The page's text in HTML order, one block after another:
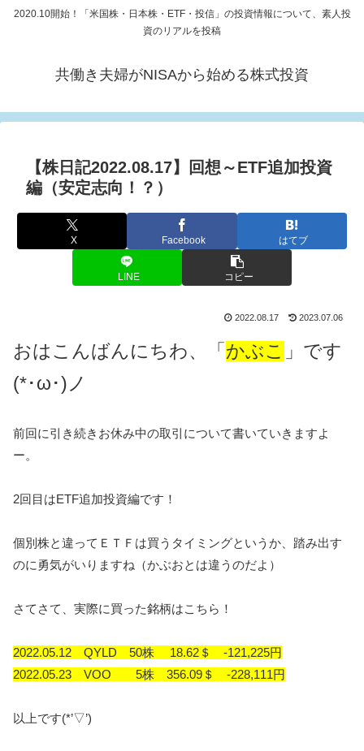
2020.10開始！「米国株・日本株・ETF・投信」の投資情報について、素人投
資のリアルを投稿
共働き夫婦がNISAから始める株式投資
【株日記2022.08.17】回想～ETF追加投資
編（安定志向！？）
X Facebook はてブ
LINE コピー
2022.08.17 2023.07.06
おはこんばんにちわ、「 かぶこ 」です
(*･ω･)ノ
前回に引き続きお休み中の取引について書いていきますよ
ー。
2回目はETF追加投資編です！
個別株と違ってＥＴＦは買うタイミングというか、踏み出す
のに勇気がいりますね（かぶおとは違うのだよ）
さてさて、実際に買った銘柄はこちら！
2022.05.12 QYLD 50株 18.62＄ ‐121,225円
2022.05.23 VOO 5株 356.09＄ -228,111円
以上です(*’▽’)